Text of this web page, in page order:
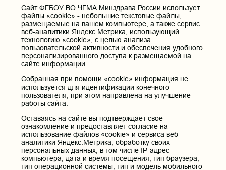
Контактные данные и телефоны
Федеральное государственное бюджетное образовательное
учреждение высшего образования «Читинская
государственная медицинская академия» Министерства
здравоохранения Российской Федерации
Юридический и фактический адрес:
672000, Российская Федерация, Забайкальский край, г. Чита, ул.
Горького, д. 39 «а».
Телефон приёмной ректора:
8 (3022) 35-43-24
Электронная почта:
pochta@chitgma.ru
Официальная группа «ВКонтакте»:
https://vk.com/news_chgma
Cайт ФГБОУ ВО ЧГМА Минздрава России использует
файлы «cookie» - небольшие текстовые файлы,
размещаемые на вашем компьютере, а также сервис
веб-аналитики Яндекс.Метрика, использующий
технологию «cookie», с целью анализа
пользовательской активности и обеспечения удобного
персонализированного доступа к размещаемой на
сайте информации.
Собранная при помощи «cookie» информация не
используется для идентификации конечного
пользователя, при этом направлена на улучшение
работы сайта.
Оставаясь на сайте вы подтверждает свое
ознакомление и предоставляет согласие на
использование файлов «cookie» и сервиса веб-
аналитики Яндекс.Метрика, обработку своих
персональных данных, в том числе IP-адрес
компьютера, дата и время посещения, тип браузера,
тип операционной системы, тип и модель мобильного